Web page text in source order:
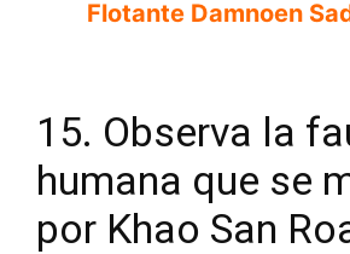
Flotante Damnoen
15. Observa la
humana que se
por Khao San